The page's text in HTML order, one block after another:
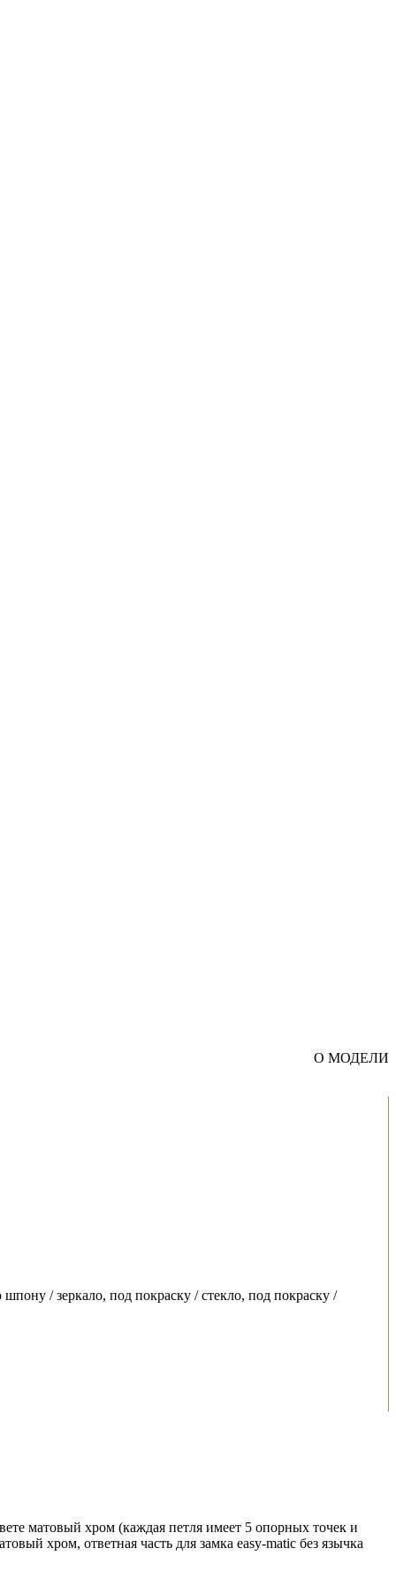
О МОДЕЛИ
/ зеркало, под покраску / стекло, под покраску /
матовый хром (каждая петля имеет 5 опорных точек и
хром, ответная часть для замка easy-matic без язычка